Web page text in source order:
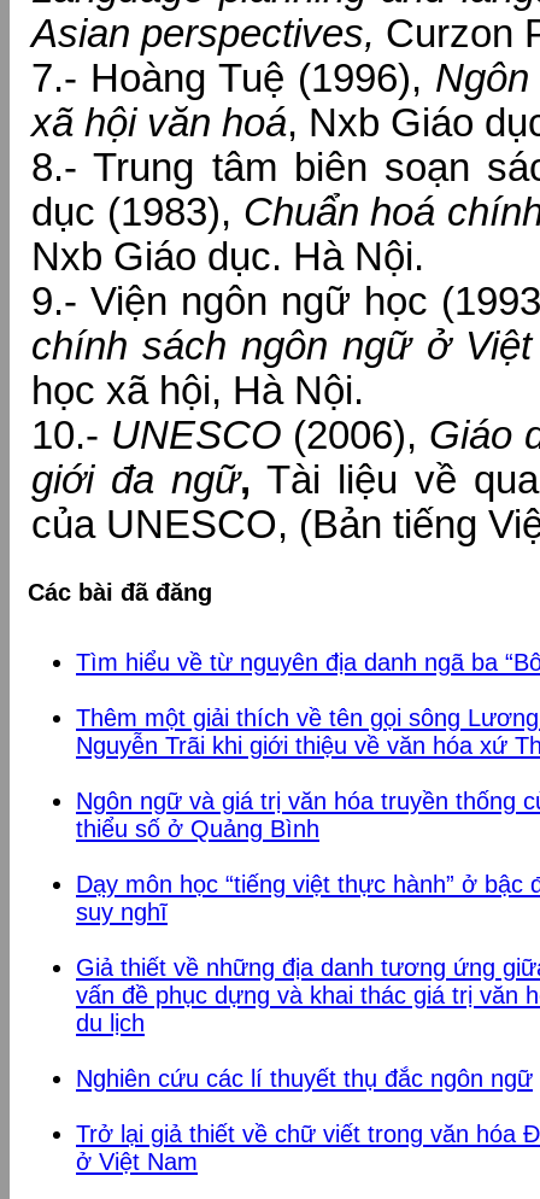
Asian perspectives, Curzon
7.- Hoàng Tuệ (1996),
xã hội văn hoá, Nxb Giáo
8.- Trung tâm biên soạn
dục (1983), Chuẩn hoá
Nxb Giáo dục. Hà Nội.
9.- Viện ngôn ngữ học
chính sách ngôn ngữ ở
học xã hội, Hà Nội.
10.- UNESCO (2006), Giáo
giới đa ngữ,Tài liệu về
của UNESCO, (Bản tiếng
Các bài đã đăng
Tìm hiểu về từ nguyên địa danh ngã ba
Thêm một giải thích về tên gọi sông
Nguyễn Trãi khi giới thiệu về văn hóa xứ
Ngôn ngữ và giá trị văn hóa truyền thống
thiểu số ở Quảng Bình
Dạy môn học “tiếng việt thực hành” ở bậc
suy nghĩ
Giả thiết về những địa danh tương ứng
vấn đề phục dựng và khai thác giá trị văn
du lịch
Nghiên cứu các lí thuyết thụ đắc ngôn ngữ
Trở lại giả thiết về chữ viết trong văn hóa
ở Việt Nam